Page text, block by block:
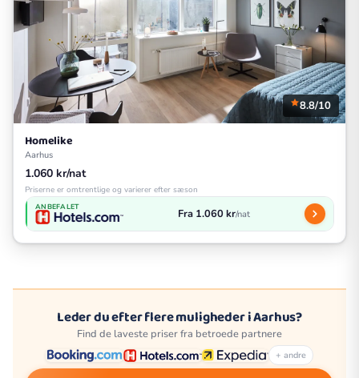
8.8/10
Homelike
Aarhus
1.060 kr/nat
Priserne er omtrentlige og varierer efter sæson
ANBEFALET Fra 1.060 kr/nat
Leder du efter flere muligheder i Aarhus?
Find de laveste priser fra betroede partnere
+ andre